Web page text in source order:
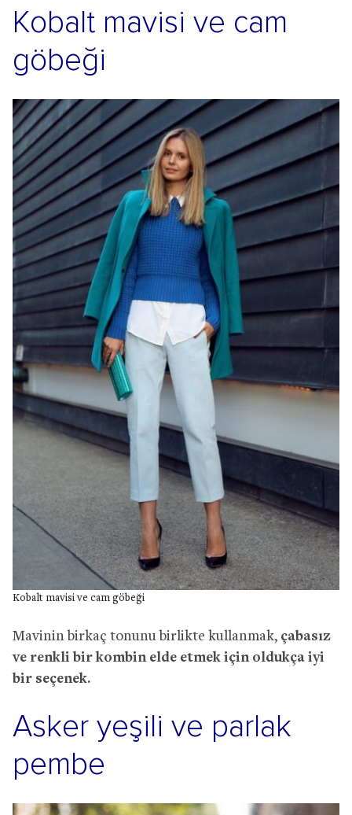
Kobalt mavisi ve cam
göbeği
Kobalt mavisi ve cam göbeği
Mavinin birkaç tonunu birlikte kullanmak, çabasız
ve renkli bir kombin elde etmek için oldukça iyi
bir seçenek.
Asker yeşili ve parlak
pembe